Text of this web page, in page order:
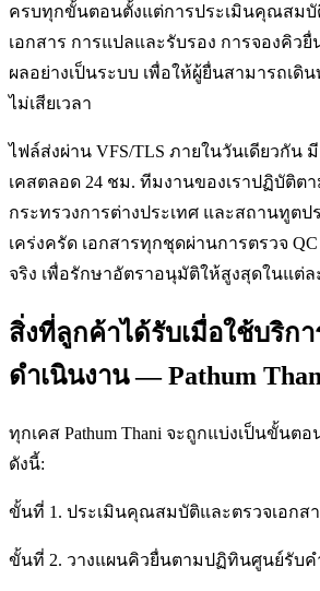
ครบทุกขั้นตอนตั้งแต่การประเมินคุณสมบั
เอกสาร การแปลและรับรอง การจองคิว
ผลอย่างเป็นระบบ เพื่อให้ผู้ยื่นสามารถเดิ
ไม่เสียเวลา
ไฟล์ส่งผ่าน VFS/TLS ภายในวันเดียวกัน มี
เคสตลอด 24 ชม. ทีมงานของเราปฏิบัติต
กระทรวงการต่างประเทศ และสถานทูตป
เคร่งครัด เอกสารทุกชุดผ่านการตรวจ
จริง เพื่อรักษาอัตราอนุมัติให้สูงสุดในแต่ล
สิ่งที่ลูกค้าได้รับเมื่อใช้บริก
ดำเนินงาน — Pathum
ทุกเคส Pathum Thani จะถูกแบ่งเป็นขั้นต
ดังนี้:
ขั้นที่ 1. ประเมินคุณสมบัติและตรวจเอกส
ขั้นที่ 2. วางแผนคิวยื่นตามปฏิทินศูนย์รับค